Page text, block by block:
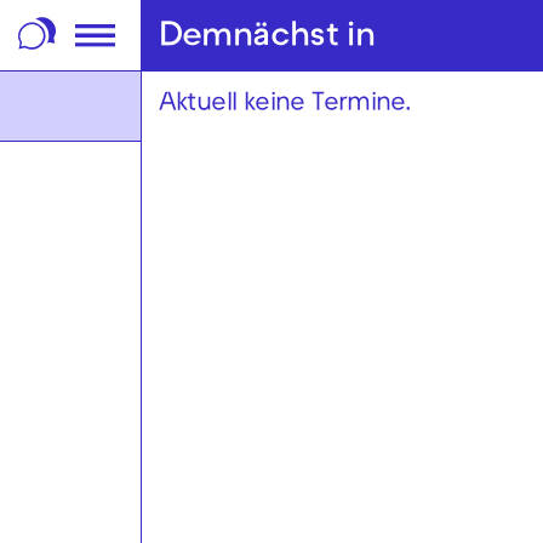
Footer springen
Demnächst in
Aktuell keine Termine.